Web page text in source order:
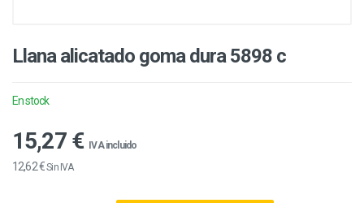
Llana alicatado goma dura 5898 c
En stock
15,27 € IVA incluido
12,62 €Sin IVA